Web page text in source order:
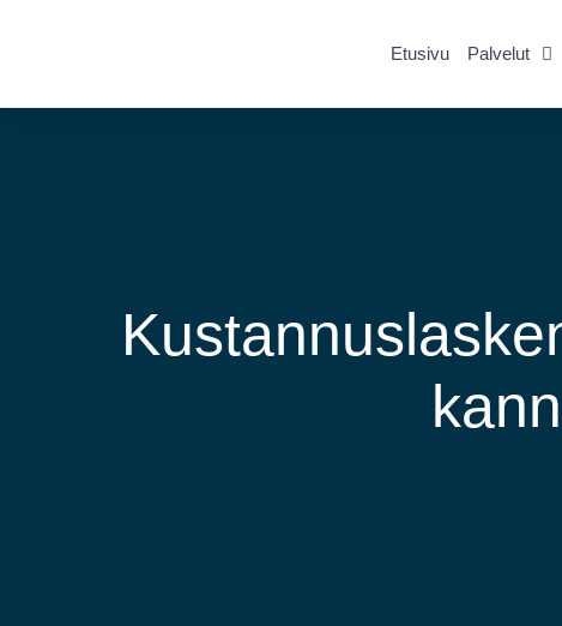
Etusivu Palvelut